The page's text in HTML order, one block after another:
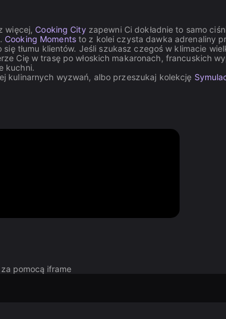
więcej, Cooking Cityzapewni Ci dokładnie to samo
Cooking Momentsto z kolei czysta dawka adrenaliny
tłumu klientów. Jeśli szukasz czegoś w klimacie
Cię w trasę po włoskich makaronach, francuskich
kuchni.
kulinarnych wyzwań, albo przeszukaj kolekcję
pomocą iframe